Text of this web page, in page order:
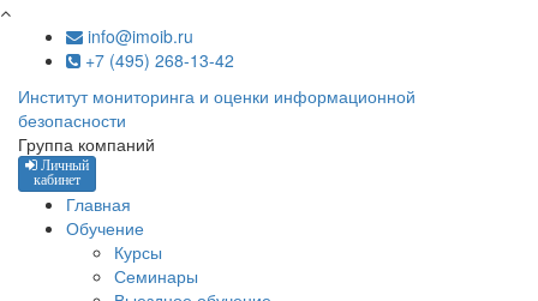
Перейти к основному содержанию
info@imoib.ru
+7 (495) 268-13-42
Институт мониторинга и оценки информационной
безопасности
Группа компаний
Личный
кабинет
Главная
Обучение
Курсы
Семинары